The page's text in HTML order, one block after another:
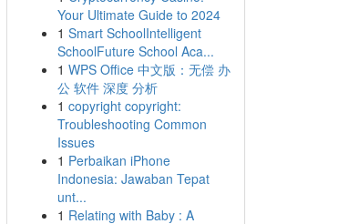
Your Ultimate Guide to 2024
1 Smart SchoolIntelligent
SchoolFuture School Aca...
1 WPS Office 中文版：无偿 办
公 软件 深度 分析
1 copyright copyright:
Troubleshooting Common
Issues
1 Perbaikan iPhone
Indonesia: Jawaban Tepat
unt...
1 Relating with Baby : A